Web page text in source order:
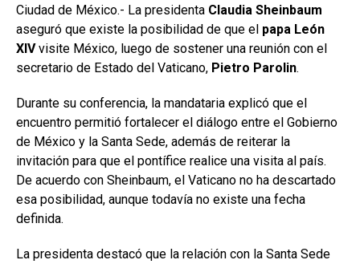
Ciudad de México.- La presidenta Claudia Sheinbaum
aseguró que existe la posibilidad de que el papa León
XIVvisite México, luego de sostener una reunión con el
secretario de Estado del Vaticano, Pietro Parolin.
Durante su conferencia, la mandataria explicó que el
encuentro permitió fortalecer el diálogo entre el Gobierno
de México y la Santa Sede, además de reiterar la
invitación para que el pontífice realice una visita al país.
De acuerdo con Sheinbaum, el Vaticano no ha descartado
esa posibilidad, aunque todavía no existe una fecha
definida.
La presidenta destacó que la relación con la Santa Sede